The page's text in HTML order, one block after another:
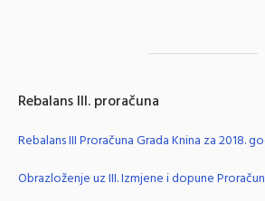
Rebalans III. proračuna
Rebalans III Proračuna Grada Knina za 2018.
Obrazloženje uz III. Izmjene i dopune